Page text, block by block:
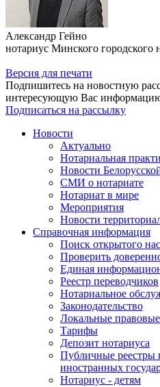
Александр Гейно
нотариус Минского городского
Версия для печати
Подпишитесь на новостную
интересующую Вас
Подписаться на рассылку
Новости
Актуально
Нотариальная
Новости
СМИ о нотариате
Нотариат в мире
Мероприятия
Новости
Справочная информация
Поиск открытого
Проверить
Единая
Реестр переводчиков
Нотариальное
Законодательство
Локальные
Тарифы
Депозит нотариуса
Публичные реестры
иностранных
Нотариус - детям